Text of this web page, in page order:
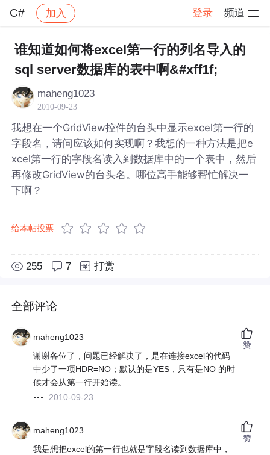
C# 加入 登录 频道
社区 C# 帖子详情
谁知道如何将excel第一行的列名导入的
sql server数据库的表中啊&#xff1f;
maheng1023
2010-09-23
我想在一个GridView控件的台头中显示excel第一行的
字段名，请问应该如何实现啊？我想的一种方法是把e
xcel第一行的字段名读入到数据库中的一个表中，然后
再修改GridView的台头名。哪位高手能够帮忙解决一
下啊？
给本帖投票
255 7 打赏
全部评论
maheng1023
谢谢各位了，问题已经解决了，是在连接excel的代码
中少了一项HDR=NO；默认的是YES，只有是NO 的时
候才会从第一行开始读。
2010-09-23
赞
maheng1023
我是想把excel的第一行也就是字段名读到数据库中，
赞